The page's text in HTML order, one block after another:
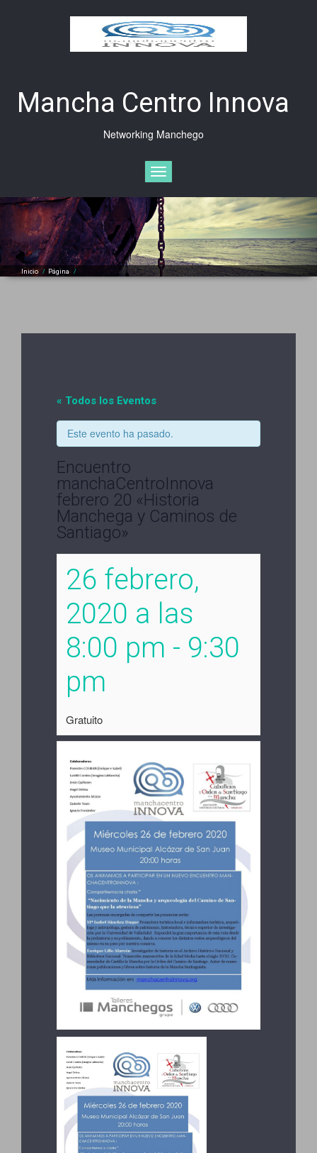
Mancha Centro Innova
Networking Manchego
Cambiar
navegación
Inicio / Página/
« Todos los Eventos
Este evento ha pasado.
Encuentro
manchaCentroInnova
febrero 20 «Historia
Manchega y Caminos de
Santiago»
26 febrero,
2020 a las
8:00 pm - 9:30
pm
Gratuito